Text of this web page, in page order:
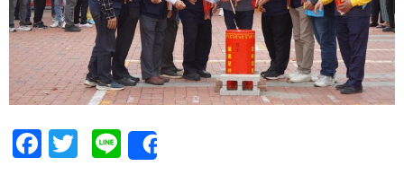
Facebook
Twitter
Line